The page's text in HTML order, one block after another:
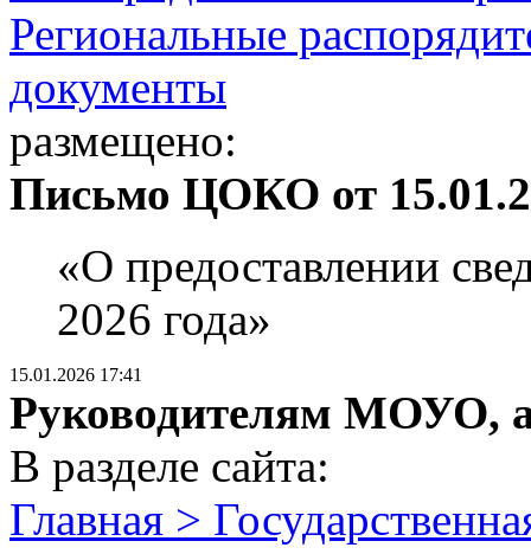
Региональные
документы
размещено:
Письмо ЦОКО от
«О предоставлении
2026 года»
15.01.2026 17:41
Руководителям МОУО,
В разделе сайта:
Главная >